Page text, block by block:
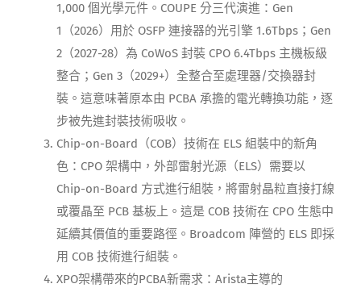
1,000 個光學元件。COUPE 分三代演進：Gen
1（2026）用於 OSFP 連接器的光引擎 1.6Tbps；Gen
2（2027-28）為 CoWoS 封裝 CPO 6.4Tbps 主機板級
整合；Gen 3（2029+）全整合至處理器/交換器封
裝。這意味著原本由 PCBA 承擔的電光轉換功能，逐
步被先進封裝技術吸收。
Chip-on-Board（COB）技術在 ELS 組裝中的新角
色：CPO 架構中，外部雷射光源（ELS）需要以
Chip-on-Board 方式進行組裝，將雷射晶粒直接打線
或覆晶至 PCB 基板上。這是 COB 技術在 CPO 生態中
延續其價值的重要路徑。Broadcom 陣營的 ELS 即採
用 COB 技術進行組裝。
XPO架構帶來的PCBA新需求：Arista主導的